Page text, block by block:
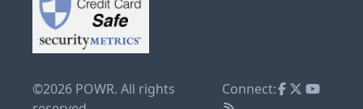
©2026 POWR. All rights
Connect: